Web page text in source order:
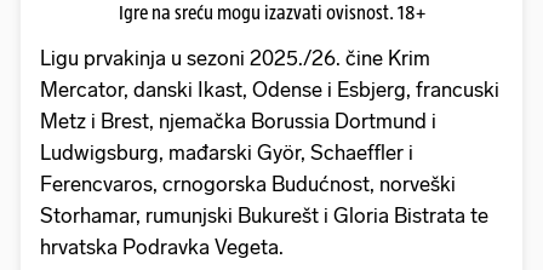
Igre na sreću mogu izazvati ovisnost. 18+
Ligu prvakinja u sezoni 2025./26. čine Krim
Mercator, danski Ikast, Odense i Esbjerg, francuski
Metz i Brest, njemačka Borussia Dortmund i
Ludwigsburg, mađarski Györ, Schaeffler i
Ferencvaros, crnogorska Budućnost, norveški
Storhamar, rumunjski Bukurešt i Gloria Bistrata te
hrvatska Podravka Vegeta.